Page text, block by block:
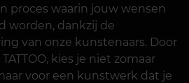
proces waarin jouw wensen
worden, dankzij de
van onze kunstenaars. Door
kies je niet zomaar
voor een kunstwerk dat je